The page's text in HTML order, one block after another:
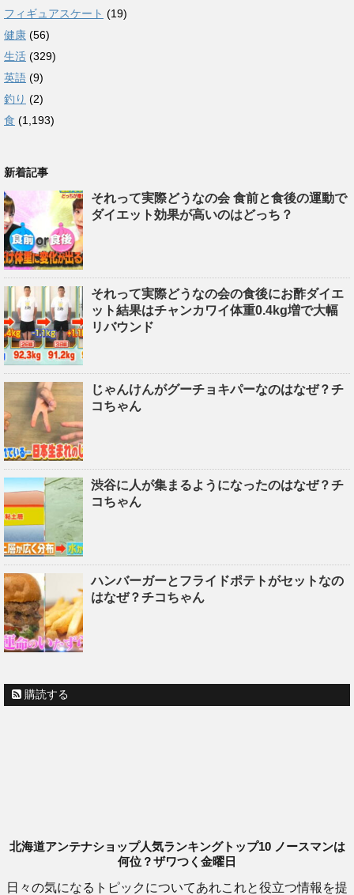
フィギュアスケート (19)
健康 (56)
生活 (329)
英語 (9)
釣り (2)
食 (1,193)
新着記事
それって実際どうなの会 食前と食後の運動で
ダイエット効果が高いのはどっち？
それって実際どうなの会の食後にお酢ダイエ
ット結果はチャンカワイ体重0.4kg増で大幅
リバウンド
じゃんけんがグーチョキパーなのはなぜ？チ
コちゃん
渋谷に人が集まるようになったのはなぜ？チ
コちゃん
ハンバーガーとフライドポテトがセットなの
はなぜ？チコちゃん
購読する
北海道アンテナショップ人気ランキングトップ10 ノースマンは
何位？ザワつく金曜日
日々の気になるトピックについてあれこれと役立つ情報を提